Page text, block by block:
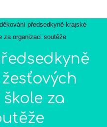
předsedkyně krajské
za organizaci soutěže
za